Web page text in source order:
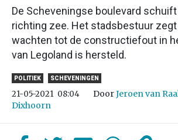
De Scheveningse boulevard
richting zee. Het stadsbestuur
wachten tot de constructiefout in
van Legoland is hersteld.
POLITIEK SCHEVENINGEN
21-05-2021 08:04 DoorJeroen van
Dixhoorn